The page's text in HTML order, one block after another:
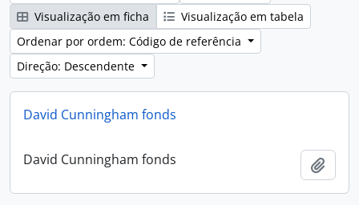
Visualização em ficha
Visualização em tabela
Ordenar por ordem: Código de referência
Direção: Descendente
David Cunningham fonds
David Cunningham fonds